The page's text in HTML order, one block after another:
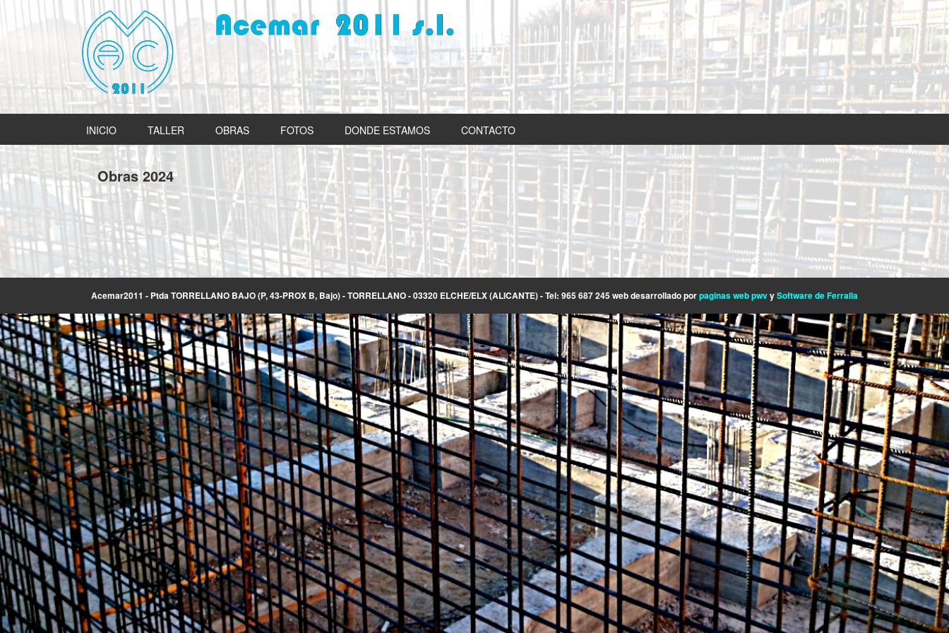
INICIO TALLER OBRAS FOTOS DONDE ESTAMOS CONTACTO
Obras 2024
Acemar2011 - Ptda TORRELLANO BAJO (P, 43-PROX B, Bajo) - TORRELLANO - 03320 ELCHE/ELX (ALICANTE) - Tel: 965 687 245 web desarrollado porpaginas web pwvySoftware de Ferralla